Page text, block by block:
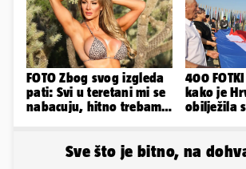
FOTO Zbog svog izgleda
pati: Svi u teretani mi se
nabacuju, hitno trebam
400 FOTKI
kako je
obilježila
Sve što je bitno, na